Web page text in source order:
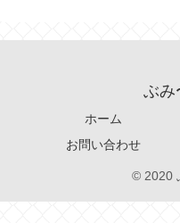
ぶみ
ホーム
お問い合わせ
© 2020